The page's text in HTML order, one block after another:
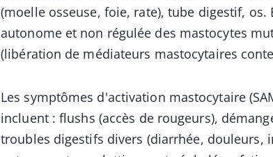
(moelle osseuse, foie, rate), tube digestif,
autonome et non régulée des mastocytes
(libération de médiateurs mastocytaires
Les symptômes d'activation mastocytaire
incluent : flushs (accès de rougeurs),
troubles digestifs divers (diarrhée, douleurs,